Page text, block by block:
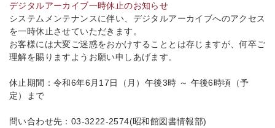
デジタルアーカイブ一時休止のお知らせ
システムメンテナンスに伴い、デジタルアーカイブへのアクセス
を一時休止させていただきます。
お客様には大変ご迷惑をおかけすることとは存じますが、何卒ご
理解を賜りますようお願い申しあげます。
休止期間：令和6年6月17日（月）午後3時 ～ 午後6時頃（予
定）まで
問い合わせ先：03-3222-2574(昭和館図書情報部)